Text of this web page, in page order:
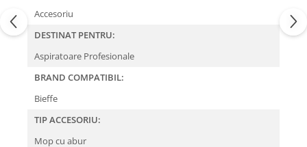
Accesoriu
DESTINAT PENTRU:
Aspiratoare Profesionale
BRAND COMPATIBIL:
Bieffe
TIP ACCESORIU:
Mop cu abur